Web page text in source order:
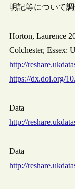
明記等について
Horton, Laurence
Colchester, Essex:
http://
https://dx.doi.org/
Data
http://
Data
http://